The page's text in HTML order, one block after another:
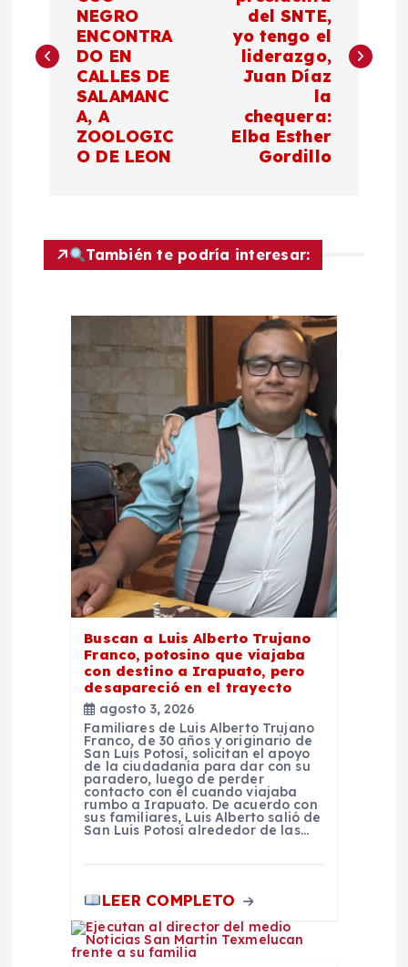
e
NEGRO
ENCONTRA
DO EN
CALLES DE
SALAMANC
A, A
ZOOLOGIC
O DE LEON
del SNTE,
yo tengo el
liderazgo,
Juan Díaz
la
chequera:
Elba Esther
Gordillo
También te podría interesar:
Buscan a Luis Alberto Trujano
Franco, potosino que viajaba
con destino a Irapuato, pero
desapareció en el trayecto
agosto 3, 2026
Familiares de Luis Alberto Trujano
Franco, de 30 años y originario de
San Luis Potosí, solicitan el apoyo
de la ciudadanía para dar con su
paradero, luego de perder
contacto con él cuando viajaba
rumbo a Irapuato. De acuerdo con
sus familiares, Luis Alberto salió de
San Luis Potosí alrededor de las…
LEER COMPLETO